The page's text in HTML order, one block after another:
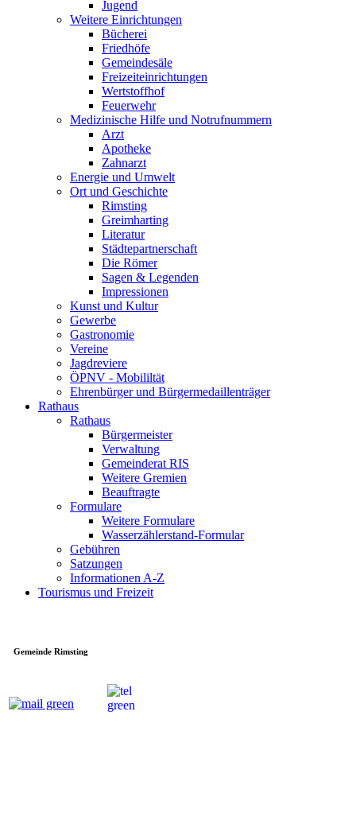
Jugend
Weitere Einrichtungen
Bücherei
Friedhöfe
Gemeindesäle
Freizeiteinrichtungen
Wertstoffhof
Feuerwehr
Medizinische Hilfe und Notrufnummern
Arzt
Apotheke
Zahnarzt
Energie und Umwelt
Ort und Geschichte
Rimsting
Greimharting
Literatur
Städtepartnerschaft
Die Römer
Sagen & Legenden
Impressionen
Kunst und Kultur
Gewerbe
Gastronomie
Vereine
Jagdreviere
ÖPNV - Mobililtät
Ehrenbürger und Bürgermedaillenträger
Rathaus
Rathaus
Bürgermeister
Verwaltung
Gemeinderat RIS
Weitere Gremien
Beauftragte
Formulare
Weitere Formulare
Wasserzählerstand-Formular
Gebühren
Satzungen
Informationen A-Z
Tourismus und Freizeit
Gemeinde Rimsting